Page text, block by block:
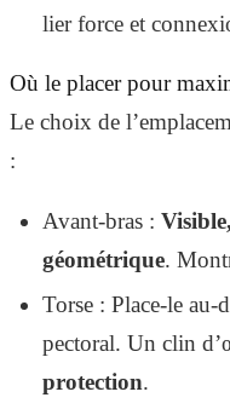
lier force et
Où le placer pour
Le choix de
:
Avant-bras :
géométrique.
Torse : Place-le
pectoral. Un clin
protection.